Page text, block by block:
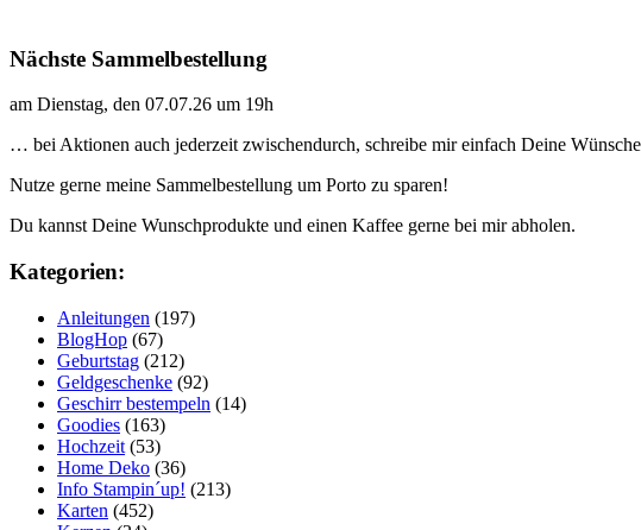
Nächste Sammelbestellung
am Dienstag, den 07.07.26 um 19h
… bei Aktionen auch jederzeit zwischendurch, schreibe mir einfach Deine
Nutze gerne meine Sammelbestellung um Porto zu sparen!
Du kannst Deine Wunschprodukte und einen Kaffee gerne bei mir abholen.
Kategorien:
Anleitungen (197)
BlogHop (67)
Geburtstag (212)
Geldgeschenke (92)
Geschirr bestempeln (14)
Goodies (163)
Hochzeit (53)
Home Deko (36)
Info Stampin´up! (213)
Karten (452)